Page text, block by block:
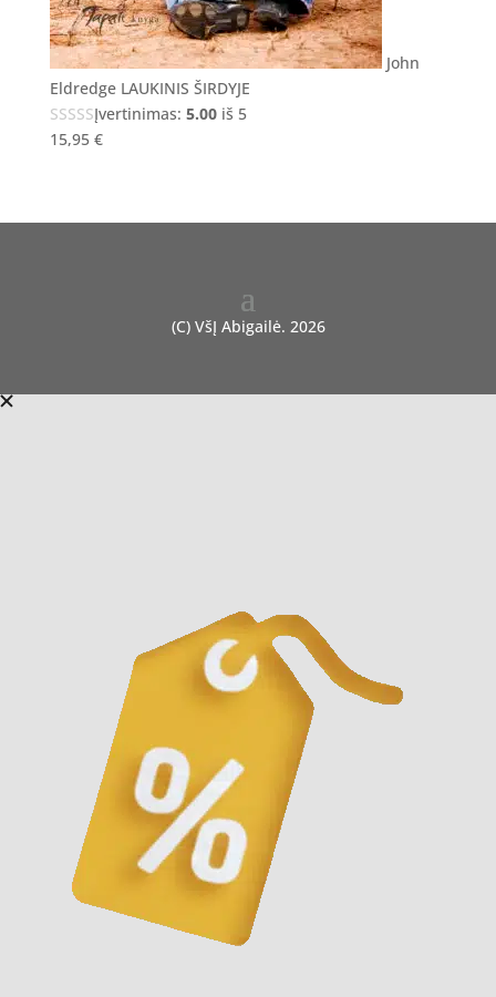
John
Eldredge LAUKINIS ŠIRDYJE
Įvertinimas: 5.00iš 5
15,95 €
(C) VšĮ Abigailė. 2026